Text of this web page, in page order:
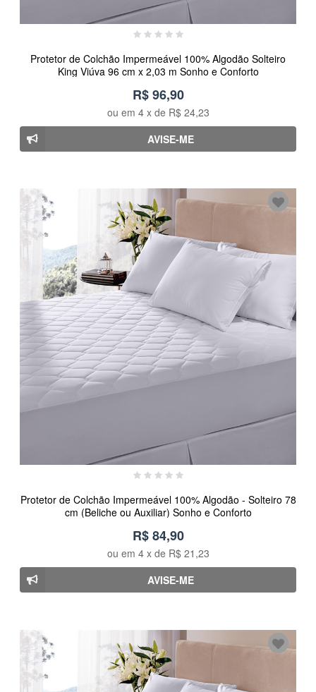
Protetor de Colchão Impermeável 100% Algodão Solteiro
King Viúva 96 cm x 2,03 m Sonho e Conforto
R$ 96,90
ou em 4x de R$ 24,23
AVISE-ME
Protetor de Colchão Impermeável 100% Algodão - Solteiro 78
cm (Beliche ou Auxiliar) Sonho e Conforto
R$ 84,90
ou em 4x de R$ 21,23
AVISE-ME